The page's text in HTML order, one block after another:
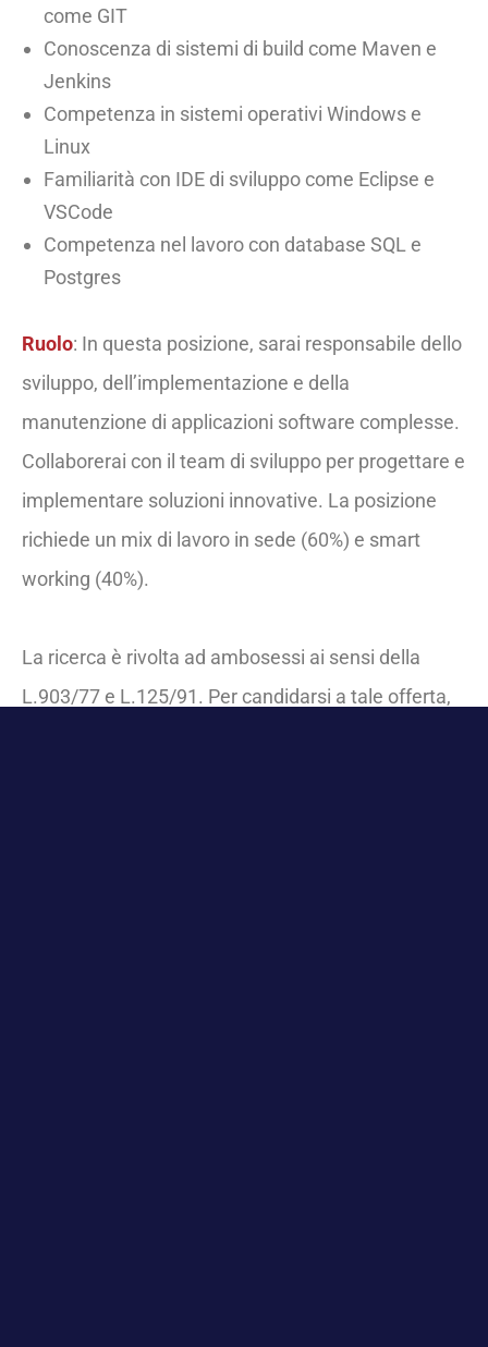
come GIT
Conoscenza di sistemi di build come Maven e
Jenkins
Competenza in sistemi operativi Windows e
Linux
Familiarità con IDE di sviluppo come Eclipse e
VSCode
Competenza nel lavoro con database SQL e
Postgres
Ruolo: In questa posizione, sarai responsabile dello
sviluppo, dell’implementazione e della
manutenzione di applicazioni software complesse.
Collaborerai con il team di sviluppo per progettare e
implementare soluzioni innovative. La posizione
richiede un mix di lavoro in sede (60%) e smart
working (40%).
La ricerca è rivolta ad ambosessi ai sensi della
L.903/77 e L.125/91. Per candidarsi a tale offerta,